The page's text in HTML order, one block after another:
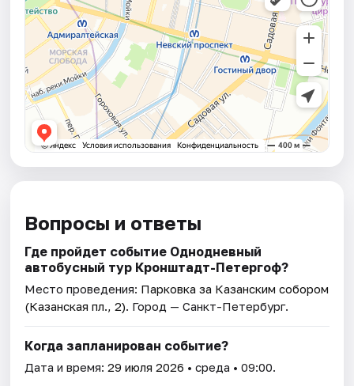
Вопросы и ответы
Где пройдет событие Однодневный
автобусный тур Кронштадт-Петергоф?
Место проведения: Парковка за Казанским собором
(Казанская пл., 2). Город — Санкт-Петербург.
Когда запланирован событие?
Дата и время:29 июля 2026 • среда • 09:00.